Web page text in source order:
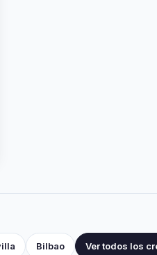
Bilbao Ver todos los